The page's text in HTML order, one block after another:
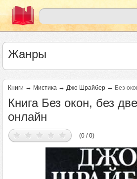
Жанры
Книги → Мистика → Джо Шрайбер → Без
Книга Без окон, без
онлайн
(0 / 0)